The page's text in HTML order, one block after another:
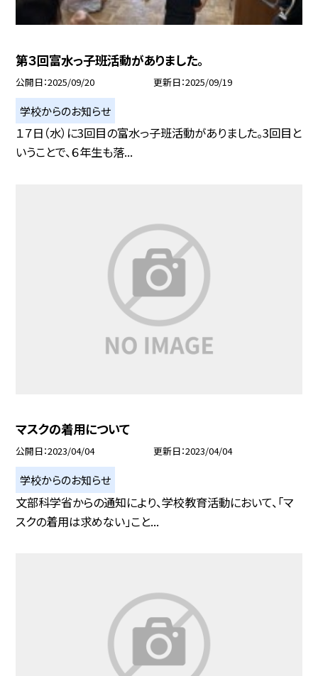
第３回富水っ子班活動がありました。
公開日 2025/09/20 更新日 2025/09/19
学校からのお知らせ
１７日（水）に3回目の富水っ子班活動がありました。3回目と
いうことで、６年生も落...
マスクの着用について
公開日 2023/04/04 更新日 2023/04/04
学校からのお知らせ
文部科学省からの通知により、学校教育活動において、「マ
スクの着用は求めない」こと...